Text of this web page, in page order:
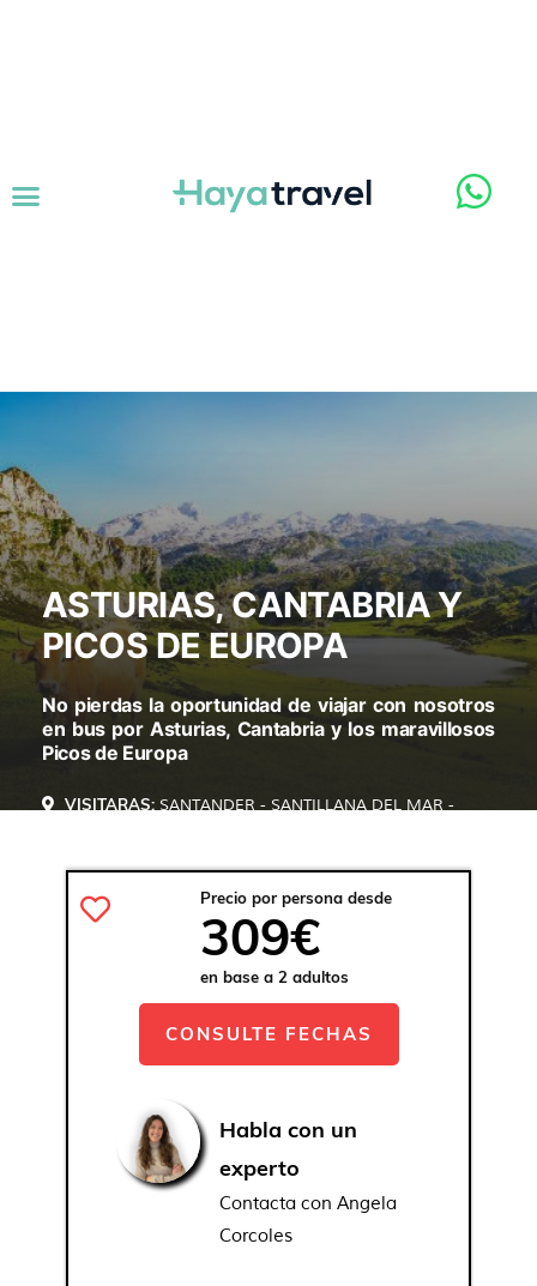
ASTURIAS, CANTABRIA Y
PICOS DE EUROPA
No pierdas la oportunidad de viajar con nosotros
en bus por Asturias, Cantabria y los maravillosos
Picos de Europa
VISITARAS: SANTANDER - SANTILLANA DEL MAR -
Precio por persona desde
309€
en base a 2 adultos
CONSULTE FECHAS
Habla con un
experto
Contacta con Angela
Corcoles